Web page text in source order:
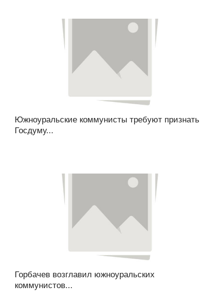
Южноуральские коммунисты требуют признать
Госдуму...
Горбачев возглавил южноуральских
коммунистов...